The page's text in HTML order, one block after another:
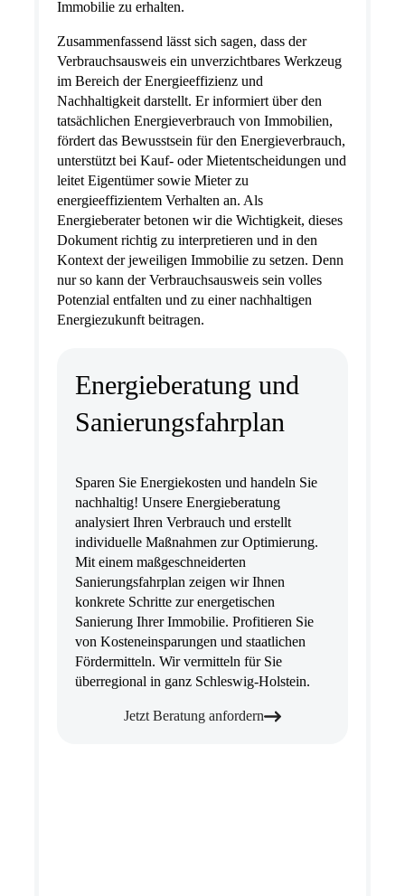
Immobilie zu erhalten.
Zusammenfassend lässt sich sagen, dass der
Verbrauchsausweis ein unverzichtbares Werkzeug
im Bereich der Energieeffizienz und
Nachhaltigkeit darstellt. Er informiert über den
tatsächlichen Energieverbrauch von Immobilien,
fördert das Bewusstsein für den Energieverbrauch,
unterstützt bei Kauf- oder Mietentscheidungen und
leitet Eigentümer sowie Mieter zu
energieeffizientem Verhalten an. Als
Energieberater betonen wir die Wichtigkeit, dieses
Dokument richtig zu interpretieren und in den
Kontext der jeweiligen Immobilie zu setzen. Denn
nur so kann der Verbrauchsausweis sein volles
Potenzial entfalten und zu einer nachhaltigen
Energiezukunft beitragen.
Energieberatung und
Sanierungsfahrplan
Sparen Sie Energiekosten und handeln Sie
nachhaltig! Unsere Energieberatung
analysiert Ihren Verbrauch und erstellt
individuelle Maßnahmen zur Optimierung.
Mit einem maßgeschneiderten
Sanierungsfahrplan zeigen wir Ihnen
konkrete Schritte zur energetischen
Sanierung Ihrer Immobilie. Profitieren Sie
von Kosteneinsparungen und staatlichen
Fördermitteln. Wir vermitteln für Sie
überregional in ganz Schleswig-Holstein.
Jetzt Beratung anfordern